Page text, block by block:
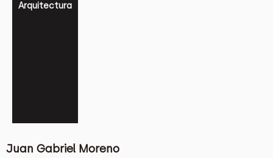
Arquitectura
Juan Gabriel Moreno